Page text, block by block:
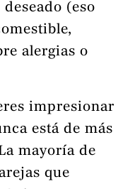
(eso
alergias o
impresionar
está de más
mayoría de
que